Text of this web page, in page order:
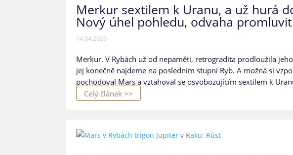
Merkur sextilem k Uranu, a už hurá
Nový úhel pohledu, odvaha
14.04.2026
Merkur. V Rybách už od nepaměti, retrogradita prodloužila
jej konečně najdeme na posledním stupni Ryb. A možná si
pochodoval Mars a vztahoval se osvobozujícím sextilem k
Celý článek >>